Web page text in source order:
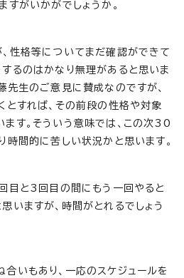
がいかがでしょうか。
性格等についてまだ確認ができて
るのはかなり無理があると思いま
先生のご意見に賛成なのですが、
すれば、その前段の性格や対象
す。そういう意味では、この次30
時間的に苦しい状況かと思います。
目と3回目の間にもう一回やると
いますが、時間がとれるでしょう
いもあり、一応のスケジュールを